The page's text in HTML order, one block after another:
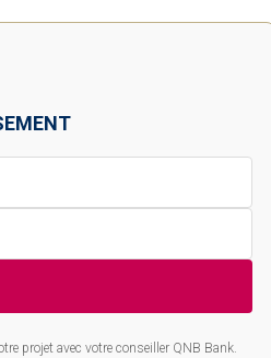
projet avec votre conseiller QNB Bank.